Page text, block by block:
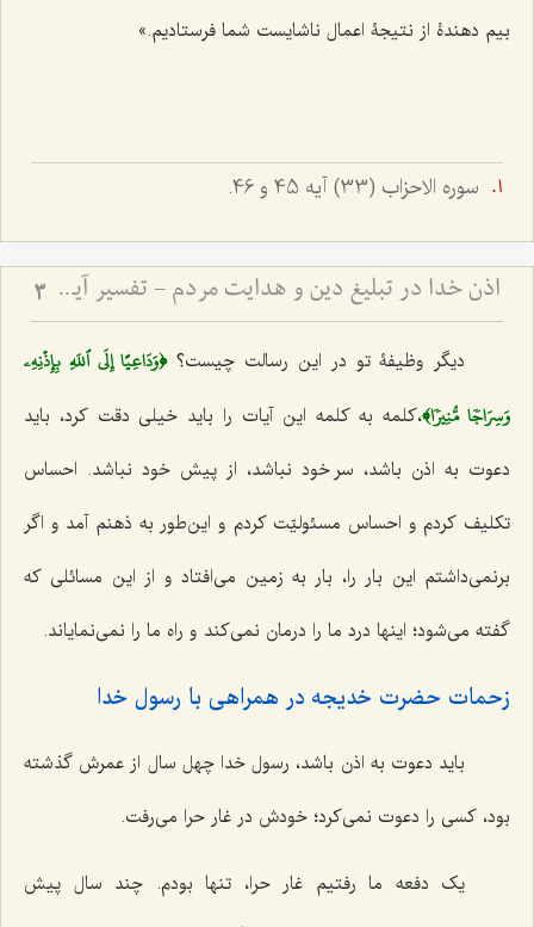
بیم دهندۀ از نتیجۀ اعمال ناشایست شما فرستادیم.»
سوره الاحزاب (33) آیه 45 و 46.
اذن خدا در تبلیغ دین و هدایت مردم - تفسیر آیه ﴿يَٰٓأَيُّهَا ٱلنَّبِيُّ إِنَّآ أَرۡسَلۡنَٰكَ شَٰهِدٗا وَمُبَشِّرٗا وَنَذِيرٗا * وَدَاعِيًا إِلَى ٱللَهِ بِإِذۡنِهِۦ وَسِرَاجٗا مُّنِيرٗا﴾ 3
دیگر وظیفۀ تو در این رسالت چیست؟﴿وَدَاعِيًا إِلَى ٱللَهِ بِإِذۡنِهِۦ
وَسِرَاجٗا مُّنِيرٗا﴾،کلمه به کلمه این آیات را باید خیلی دقت کرد، باید
دعوت به اذن باشد، سر خود نباشد، از پیش خود نباشد. احساس
تکلیف کردم و احساس مسئولیّت کردم و این‌طور به ذهنم آمد و اگر
برنمی‌داشتم این بار را، بار به زمین می‌افتاد و از این مسائلی که
گفته می‌شود؛ اینها درد ما را درمان نمی‌کند و راه ما را نمی‌نمایاند.
زحمات حضرت خدیجه در همراهی با رسول خدا
باید دعوت به اذن باشد، رسول خدا چهل سال از عمرش گذشته
بود، کسی را دعوت نمی‌کرد؛ خودش در غار حرا می‌رفت.
یک دفعه ما رفتیم غار حرا، تنها بودم. چند سال پیش